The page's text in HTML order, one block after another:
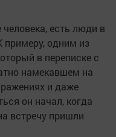
есть люди в
примеру, одним из
в переписке с
намекавшем на
и даже
он начал, когда
встречу пришли